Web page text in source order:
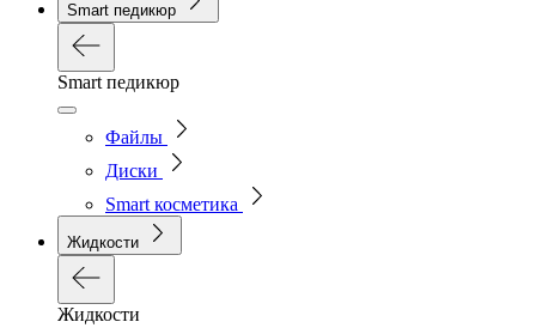
Smart педикюр
Smart педикюр
Файлы
Диски
Smart косметика
Жидкости
Жидкости